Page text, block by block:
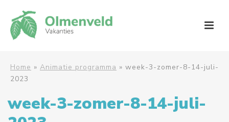
Home » Animatie programma » week-3-zomer-8-14-juli-
2023
week-3-zomer-8-14-juli-